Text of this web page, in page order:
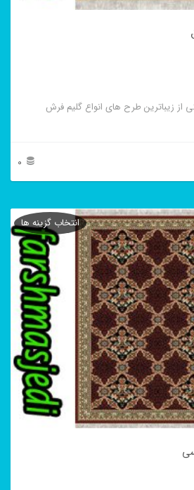
از زیباترین طرح های انواع گلیم فرش
0
انتخاب گزینه ها